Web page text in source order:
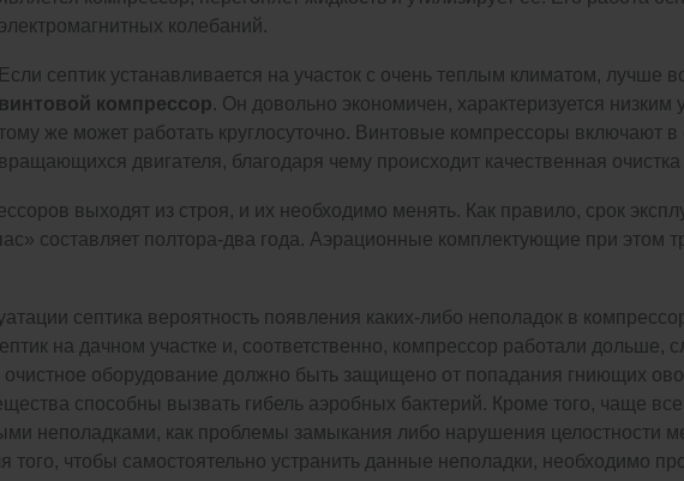
электромагнитных колебаний.
Если септик устанавливается на участок с очень теплым климатом, лучше
винтовой компрессор. Он довольно экономичен, характеризуется
тому же может работать круглосуточно. Винтовые компрессоры включают в
вращающихся двигателя, благодаря чему происходит качественная
выходят из строя, и их необходимо менять. Как правило, срок
составляет полтора-два года. Аэрационные комплектующие при этом
септика вероятность появления каких-либо неполадок в
на дачном участке и, соответственно, компрессор работали дольше,
оборудование должно быть защищено от попадания гниющих
способны вызвать гибель аэробных бактерий. Кроме того, чаще
неполадками, как проблемы замыкания либо нарушения целостности
того, чтобы самостоятельно устранить данные неполадки, необходимо